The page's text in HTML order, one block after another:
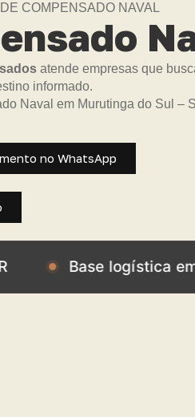
COMPENSADO NAVAL
atende empresas que
informado.
Naval em Murutinga do Sul –
no WhatsApp
Base logística em